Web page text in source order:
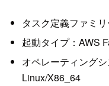
タスク定義ファミ
起動タイプ：AWS
オペレーティング
Linux/X86_64